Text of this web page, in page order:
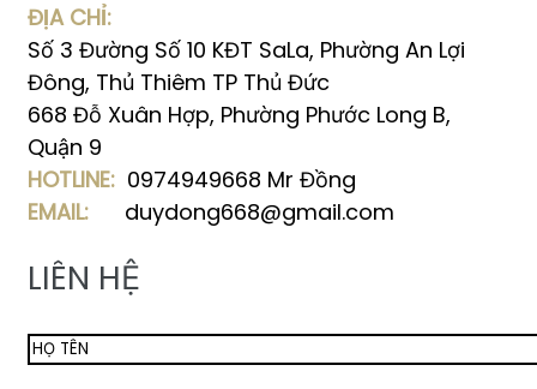
ĐỊA CHỈ:
Số 3 Đường Số 10 KĐT SaLa, Phường An Lợi
Đông, Thủ Thiêm TP Thủ Đức
668 Đỗ Xuân Hợp, Phường Phước Long B,
Quận 9
HOTLINE: 0974949668 Mr Đồng
EMAIL: duydong668@gmail.com
LIÊN HỆ